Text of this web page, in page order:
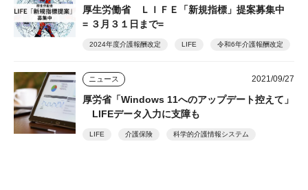
厚生労働省 ＬＩＦＥ「新規指標」提案募集中
= ３月３１日まで=
2024年度介護報酬改定 LIFE 令和6年介護報酬改定
ニュース 2021/09/27
厚労省「Windows 11へのアップデート控えて」
LIFEデータ入力に支障も
LIFE 介護保険 科学的介護情報システム